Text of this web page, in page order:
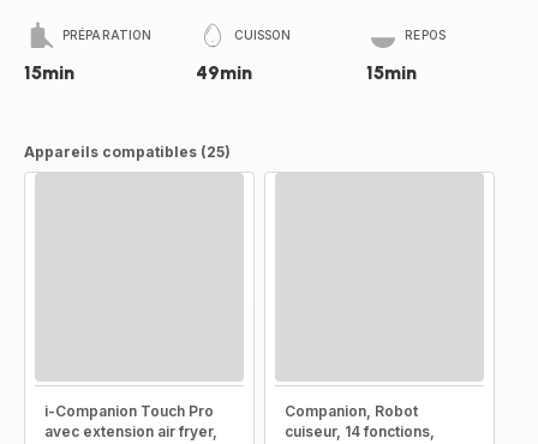
PRÉPARATION
15min
CUISSON
49min
REPOS
15min
Appareils compatibles (25)
i-Companion Touch Pro
avec extension air fryer,
Companion, Robot
cuiseur, 14 fonctions,